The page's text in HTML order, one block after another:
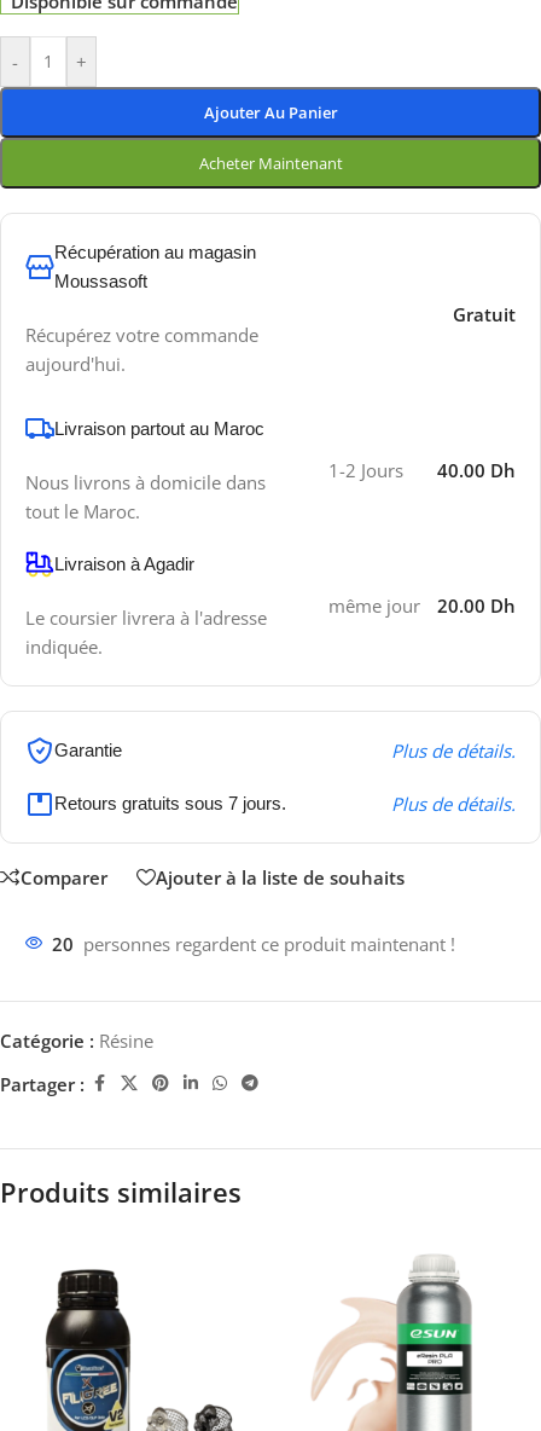
- +
Ajouter Au Panier
Acheter Maintenant
Récupération au magasin
Moussasoft
Récupérez votre commande
aujourd'hui.
Gratuit
Livraison partout au Maroc
Nous livrons à domicile dans
tout le Maroc.
1-2 Jours 40.00 Dh
Livraison à Agadir
Le coursier livrera à l'adresse
indiquée.
même jour 20.00 Dh
Garantie Plus de détails.
Retours gratuits sous 7 jours. Plus de détails.
Comparer Ajouter à la liste de souhaits
20 personnes regardent ce produit maintenant !
Catégorie : Résine
Partager :
Produits similaires